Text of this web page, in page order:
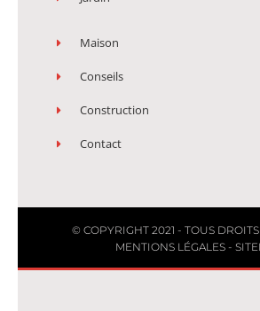
Maison
Conseils
Construction
Contact
© COPYRIGHT 2021 - TOUS DROITS
MENTIONS LÉGALES-